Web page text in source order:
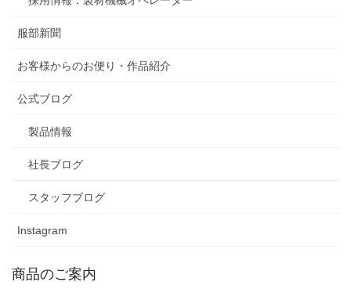
服部新聞
お客様からのお便り・作品紹介
公式ブログ
製品情報
社長ブログ
スタッフブログ
Instagram
商品のご案内